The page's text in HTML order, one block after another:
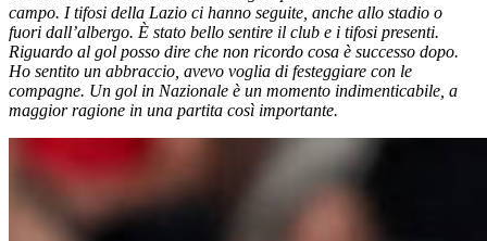
campo. I tifosi della Lazio ci hanno seguite, anche allo stadio o
fuori dall’albergo. È stato bello sentire il club e i tifosi presenti.
Riguardo al gol posso dire che non ricordo cosa è successo dopo.
Ho sentito un abbraccio, avevo voglia di festeggiare con le
compagne. Un gol in Nazionale è un momento indimenticabile, a
maggior ragione in una partita così importante.